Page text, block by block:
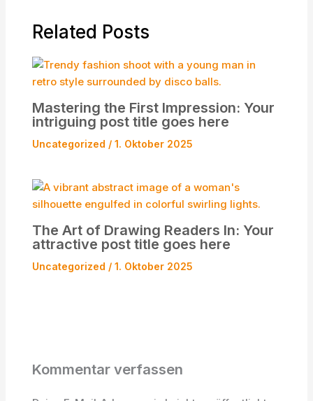
Related Posts
Mastering the First Impression: Your
intriguing post title goes here
Uncategorized / 1. Oktober 2025
The Art of Drawing Readers In: Your
attractive post title goes here
Uncategorized / 1. Oktober 2025
Kommentar verfassen